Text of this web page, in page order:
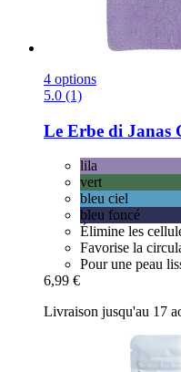
4 options
5.0 (1)
Le Erbe di Janas
lila
vert
bleu ciel
bleu foncé
Élimine les
Favorise la
Pour une peau
6,99 €
Livraison jusqu'au 17